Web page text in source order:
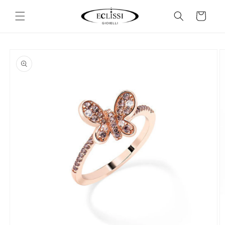
direttamente
ai contenuti
Carrello
informazioni
sul prodotto